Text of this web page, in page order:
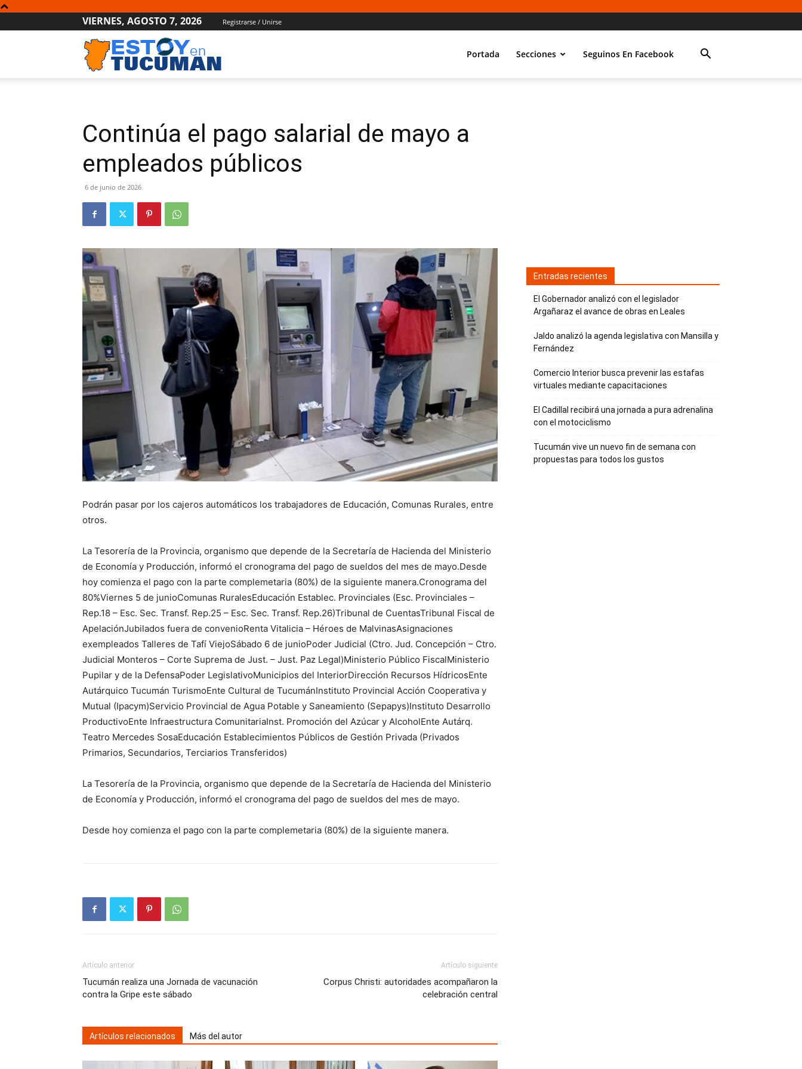
VIERNES, AGOSTO 7, 2026 Registrarse / Unirse
Tucumán
Portada Secciones Seguinos En Facebook
Continúa el pago salarial de mayo a
empleados públicos
6 de junio de 2026
Podrán pasar por los cajeros automáticos los trabajadores de Educación, Comunas Rurales, entre
otros.
La Tesorería de la Provincia, organismo que depende de la Secretaría de Hacienda del Ministerio
de Economía y Producción, informó el cronograma del pago de sueldos del mes de mayo.Desde
hoy comienza el pago con la parte complemetaria (80%) de la siguiente manera.Cronograma del
80%Viernes 5 de junioComunas RuralesEducación Establec. Provinciales (Esc. Provinciales –
Rep.18 – Esc. Sec. Transf. Rep.25 – Esc. Sec. Transf. Rep.26)Tribunal de CuentasTribunal Fiscal de
ApelaciónJubilados fuera de convenioRenta Vitalicia – Héroes de MalvinasAsignaciones
exempleados Talleres de Tafí ViejoSábado 6 de junioPoder Judicial (Ctro. Jud. Concepción – Ctro.
Judicial Monteros – Corte Suprema de Just. – Just. Paz Legal)Ministerio Público FiscalMinisterio
Pupilar y de la DefensaPoder LegislativoMunicipios del InteriorDirección Recursos HídricosEnte
Autárquico Tucumán TurismoEnte Cultural de TucumánInstituto Provincial Acción Cooperativa y
Mutual (Ipacym)Servicio Provincial de Agua Potable y Saneamiento (Sepapys)Instituto Desarrollo
ProductivoEnte Infraestructura ComunitariaInst. Promoción del Azúcar y AlcoholEnte Autárq.
Teatro Mercedes SosaEducación Establecimientos Públicos de Gestión Privada (Privados
Primarios, Secundarios, Terciarios Transferidos)
La Tesorería de la Provincia, organismo que depende de la Secretaría de Hacienda del Ministerio
de Economía y Producción, informó el cronograma del pago de sueldos del mes de mayo.
Desde hoy comienza el pago con la parte complemetaria (80%) de la siguiente manera.
Artículo anterior
Tucumán realiza una Jornada de vacunación
contra la Gripe este sábado
Artículo siguiente
Corpus Christi: autoridades acompañaron la
celebración central
Artículos relacionados Más del autor
Entradas recientes
El Gobernador analizó con el legislador
Argañaraz el avance de obras en Leales
Jaldo analizó la agenda legislativa con Mansilla y
Fernández
Comercio Interior busca prevenir las estafas
virtuales mediante capacitaciones
El Cadillal recibirá una jornada a pura adrenalina
con el motociclismo
Tucumán vive un nuevo fin de semana con
propuestas para todos los gustos